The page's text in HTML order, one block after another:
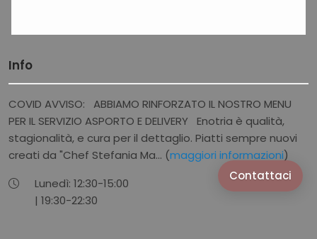
Contattaci
Info
COVID AVVISO: ABBIAMO RINFORZATO IL NOSTRO MENU
PER IL SERVIZIO ASPORTO E DELIVERY Enotria è qualità,
stagionalità, e cura per il dettaglio. Piatti sempre nuovi
creati da "Chef Stefania Ma... (maggiori informazioni)
Lunedì:12:30-15:00
|19:30-22:30